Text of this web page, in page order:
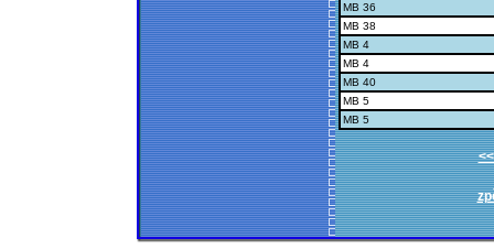
MB 36
MB 38
MB 4
MB 4
MB 40
MB 5
MB 5